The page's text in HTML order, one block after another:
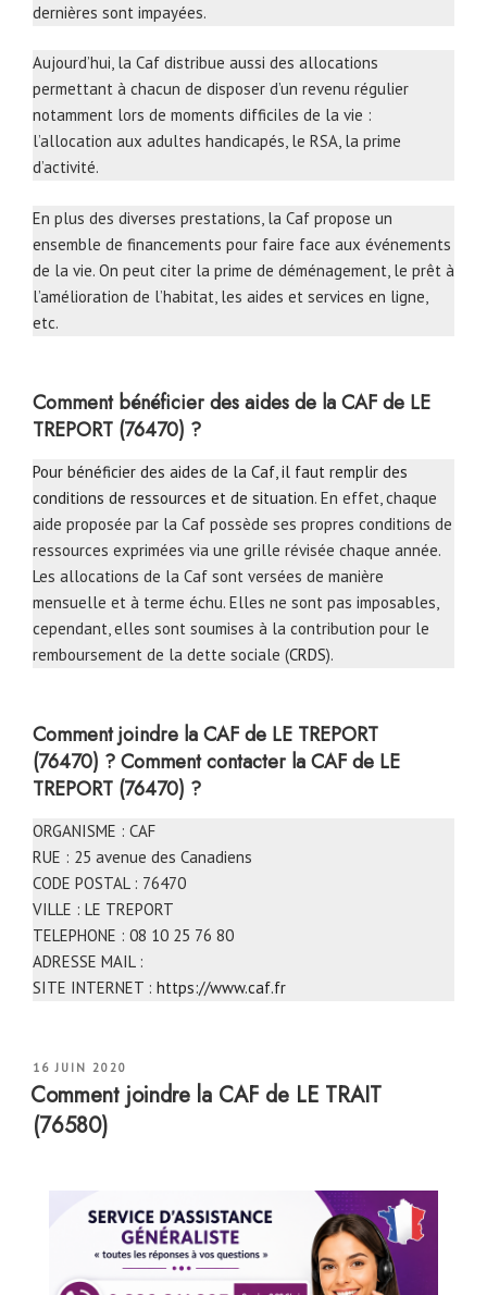
dernières sont impayées.
Aujourd’hui, la Caf distribue aussi des allocations
permettant à chacun de disposer d’un revenu régulier
notamment lors de moments difficiles de la vie :
l’allocation aux adultes handicapés, le RSA, la prime
d’activité.
En plus des diverses prestations, la Caf propose un
ensemble de financements pour faire face aux événements
de la vie. On peut citer la prime de déménagement, le prêt à
l’amélioration de l’habitat, les aides et services en ligne,
etc.
Comment bénéficier des aides de la CAF de LE
TREPORT (76470) ?
Pour bénéficier des aides de la Caf, il faut remplir des
conditions de ressources et de situation. En effet, chaque
aide proposée par la Caf possède ses propres conditions de
ressources exprimées via une grille révisée chaque année.
Les allocations de la Caf sont versées de manière
mensuelle et à terme échu. Elles ne sont pas imposables,
cependant, elles sont soumises à la contribution pour le
remboursement de la dette sociale (CRDS).
Comment joindre la CAFde LE TREPORT
(76470) ?Comment contacter la CAFde LE
TREPORT (76470) ?
ORGANISME : CAF
RUE : 25 avenue des Canadiens
CODE POSTAL : 76470
VILLE : LE TREPORT
TELEPHONE : 08 10 25 76 80
ADRESSE MAIL :
SITE INTERNET : https://www.caf.fr
PUBLIÉ
LE
16 JUIN 2020
Comment joindre la CAF de LE TRAIT
(76580)